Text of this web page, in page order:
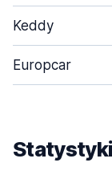
Keddy
Europcar